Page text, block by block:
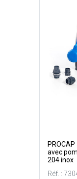
avec
204 inox
Réf. :